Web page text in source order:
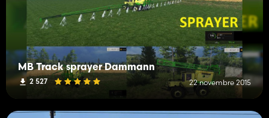
MB Track sprayer Dammann
2 527 22 novembre 2015